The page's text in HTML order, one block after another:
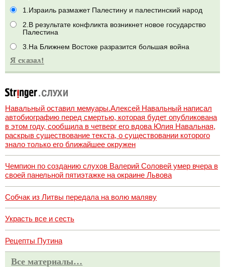
1.Израиль размажет Палестину и палестинский народ
2.В результате конфликта возникнет новое государство
Палестина
3.На Ближнем Востоке разразится большая война
Навальный оставил мемуары.Алексей Навальный написал
автобиографию перед смертью, которая будет опубликована
в этом году, сообщила в четверг его вдова Юлия Навальная,
раскрыв существование текста, о существовании которого
знало только его ближайшее окружен
Чемпион по созданию слухов Валерий Соловей умер вчера в
своей панельной пятиэтажке на окраине Львова
Собчак из Литвы передала на волю маляву
Украсть все и сесть
Рецепты Путина
Все материалы…